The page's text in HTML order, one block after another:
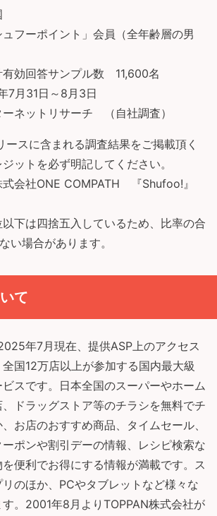
フーポイント」会員（全年齢層の男
有効回答サンプル数 11,600名
7月31日～8月3日
ネットリサーチ （自社調査）
ースに含まれる調査結果をご掲載頂く
ットを必ず明記してください。
式会社ONE COMPATH 『Shufoo!』
下は四捨五入しているため、比率の合
い場合があります。
て
年7月現在、提供ASP上のアクセス
国12万店以上が参加する国内最大級
スです。日本全国のスーパーやホーム
ドラッグストア等のチラシを無料でチ
お店のおすすめ商品、タイムセール、
ポンや割引デーの情報、レシピ検索な
便利でお得にする情報が満載です。ス
のほか、PCやタブレットなど様々な
。2001年8月よりTOPPAN株式会社が